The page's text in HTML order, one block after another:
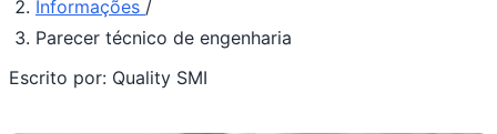
Informações /
Parecer técnico de engenharia
Escrito por: Quality SMI